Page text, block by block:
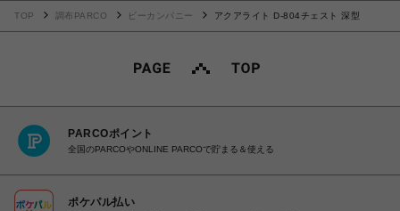
TOP 調布PARCO ビーカンパニー アクアライト D-804チェスト 深型
PARCOポイント
全国のPARCOやONLINE PARCOで貯まる＆使える
ポケパル払い